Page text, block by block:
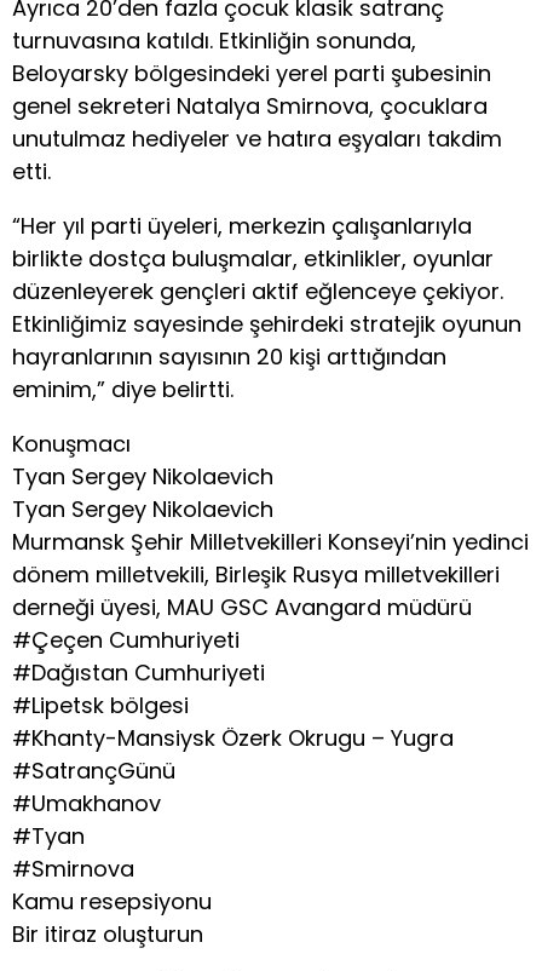
Ayrıca 20’den fazla çocuk klasik satranç
turnuvasına katıldı. Etkinliğin sonunda,
Beloyarsky bölgesindeki yerel parti şubesinin
genel sekreteri Natalya Smirnova, çocuklara
unutulmaz hediyeler ve hatıra eşyaları takdim
etti.
“Her yıl parti üyeleri, merkezin çalışanlarıyla
birlikte dostça buluşmalar, etkinlikler, oyunlar
düzenleyerek gençleri aktif eğlenceye çekiyor.
Etkinliğimiz sayesinde şehirdeki stratejik oyunun
hayranlarının sayısının 20 kişi arttığından
eminim,” diye belirtti.
Konuşmacı
Tyan Sergey Nikolaevich
Tyan Sergey Nikolaevich
Murmansk Şehir Milletvekilleri Konseyi’nin yedinci
dönem milletvekili, Birleşik Rusya milletvekilleri
derneği üyesi, MAU GSC Avangard müdürü
#Çeçen Cumhuriyeti
#Dağıstan Cumhuriyeti
#Lipetsk bölgesi
#Khanty-Mansiysk Özerk Okrugu – Yugra
#SatrançGünü
#Umakhanov
#Tyan
#Smirnova
Kamu resepsiyonu
Bir itiraz oluşturun